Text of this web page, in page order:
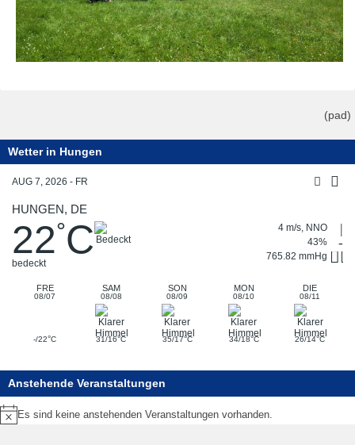
(pad)
Wetter in Hungen
AUG 7, 2026 - FR
HUNGEN, DE
22°C
bedeckt
4 m/s, NNO
43%
765.82 mmHg
FRE
08/07
SAM
08/08
SON
08/09
MON
08/10
DIE
08/11
-/22°C 31/16°C 35/17°C 34/18°C 26/14°C
Anstehende Veranstaltungen
Hinweis
Es sind keine anstehenden Veranstaltungen vorhanden.